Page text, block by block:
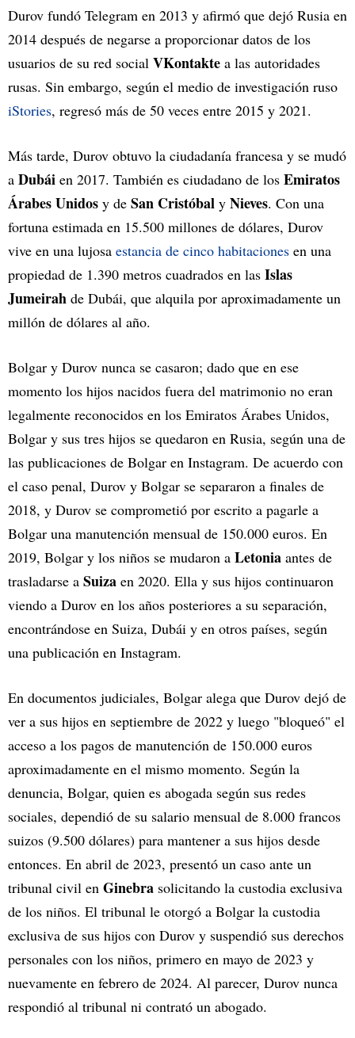
Durov fundó Telegram en 2013 y afirmó que dejó Rusia en
2014 después de negarse a proporcionar datos de los
usuarios de su red social VKontakte a las autoridades
rusas. Sin embargo, según el medio de investigación ruso
iStories, regresó más de 50 veces entre 2015 y 2021.
Más tarde, Durov obtuvo la ciudadanía francesa y se mudó
a Dubái en 2017. También es ciudadano de los Emiratos
Árabes Unidos y de San Cristóbal y Nieves. Con una
fortuna estimada en 15.500 millones de dólares, Durov
vive en una lujosa estancia de cinco habitaciones en una
propiedad de 1.390 metros cuadrados en las Islas
Jumeirah de Dubái, que alquila por aproximadamente un
millón de dólares al año.
Bolgar y Durov nunca se casaron; dado que en ese
momento los hijos nacidos fuera del matrimonio no eran
legalmente reconocidos en los Emiratos Árabes Unidos,
Bolgar y sus tres hijos se quedaron en Rusia, según una de
las publicaciones de Bolgar en Instagram. De acuerdo con
el caso penal, Durov y Bolgar se separaron a finales de
2018, y Durov se comprometió por escrito a pagarle a
Bolgar una manutención mensual de 150.000 euros. En
2019, Bolgar y los niños se mudaron a Letonia antes de
trasladarse a Suiza en 2020. Ella y sus hijos continuaron
viendo a Durov en los años posteriores a su separación,
encontrándose en Suiza, Dubái y en otros países, según
una publicación en Instagram.
En documentos judiciales, Bolgar alega que Durov dejó de
ver a sus hijos en septiembre de 2022 y luego "bloqueó" el
acceso a los pagos de manutención de 150.000 euros
aproximadamente en el mismo momento. Según la
denuncia, Bolgar, quien es abogada según sus redes
sociales, dependió de su salario mensual de 8.000 francos
suizos (9.500 dólares) para mantener a sus hijos desde
entonces. En abril de 2023, presentó un caso ante un
tribunal civil en Ginebra solicitando la custodia exclusiva
de los niños. El tribunal le otorgó a Bolgar la custodia
exclusiva de sus hijos con Durov y suspendió sus derechos
personales con los niños, primero en mayo de 2023 y
nuevamente en febrero de 2024. Al parecer, Durov nunca
respondió al tribunal ni contrató un abogado.